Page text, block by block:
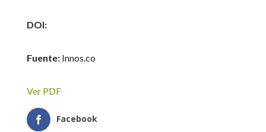
DOI:
Fuente: Innos.co
Ver PDF
Facebook